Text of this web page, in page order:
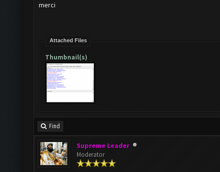
merci
Attached Files
Thumbnail(s)
Find
Supreme Leader
Moderator